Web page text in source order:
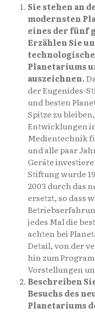
Sie stehen an
modernsten
eines der fünf
Erzählen Sie
Planetariums
auszeichnen.
der Eugenides-
und besten
Spitze zu
Entwicklungen
Medientechnik
und alle paar
Geräte
Stiftung wurde
2003 durch das
ersetzt, so dass
jedes Mal die
achten bei
Detail, von der
hin zum
Vorstellungen
Beschreiben
Besuchs des
Planetariums